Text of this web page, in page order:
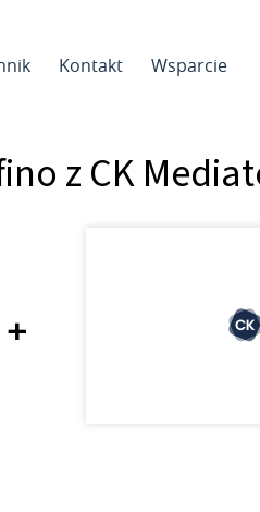
Kontakt Wsparcie
z CK
+